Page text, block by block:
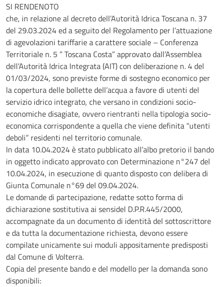
SI RENDENOTO
che, in relazione al decreto dell’Autorità Idrica Toscana n. 37
del 29.03.2024 ed a seguito del Regolamento per l’attuazione
di agevolazioni tariffarie a carattere sociale – Conferenza
Territoriale n. 5 ” Toscana Costa” approvato dall’Assemblea
dell’Autorità Idrica Integrata (AIT) con deliberazione n. 4 del
01/03/2024, sono previste forme di sostegno economico per
la copertura delle bollette dell’acqua a favore di utenti del
servizio idrico integrato, che versano in condizioni socio-
economiche disagiate, ovvero rientranti nella tipologia socio-
economica corrispondente a quella che viene definita “utenti
deboli” residenti nel territorio comunale.
In data 10.04.2024 è stato pubblicato all’albo pretorio il bando
in oggetto indicato approvato con Determinazione n°247 del
10.04.2024, in esecuzione di quanto disposto con delibera di
Giunta Comunale n°69 del 09.04.2024.
Le domande di partecipazione, redatte sotto forma di
dichiarazione sostitutiva ai sensidel D.P.R.445/2000,
accompagnate da un documento di identità del sottoscrittore
e da tutta la documentazione richiesta, devono essere
compilate unicamente sui moduli appositamente predisposti
dal Comune di Volterra.
Copia del presente bando e del modello per la domanda sono
disponibili: